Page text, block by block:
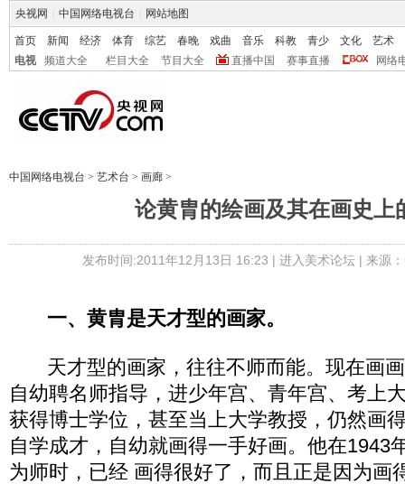
央视网 中国网络电视台 网站地图
首页 新闻 经济 体育 综艺 春晚 戏曲 音乐 科教 青少 文化
艺术
电视
频道大全 栏目大全 节目大全 直播中国 赛事直播 网络
中国网络电视台 > 艺术台 > 画廊 >
论黄胄的绘画及其在画史上
发布时间:2011年12月13日 16:23 | 进入美术论坛| 来源
一、黄胄是天才型的画家。
天才型的画家，往往不师而能。现在画画
自幼聘名师指导，进少年宫、青年宫、考上
获得博士学位，甚至当上大学教授，仍然画
自学成才，自幼就画得一手好画。他在1943
为师时，已经 画得很好了，而且正是因为画